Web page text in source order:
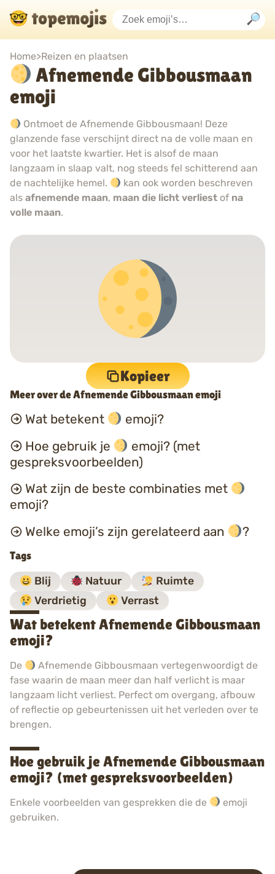
Home>Reizen en plaatsen
Afnemende Gibbousmaan
emoji
Ontmoet de Afnemende Gibbousmaan! Deze
glanzende fase verschijnt direct na de volle maan en
voor het laatste kwartier. Het is alsof de maan
langzaam in slaap valt, nog steeds fel schitterend aan
de nachtelijke hemel.
kan ook worden beschreven
als afnemende maan, maan die licht verliest of na
volle maan.
Kopieer
Meer over de Afnemende Gibbousmaan emoji
Wat betekent
emoji?
Hoe gebruik je
emoji? (met
gespreksvoorbeelden)
Wat zijn de beste combinaties met
emoji?
Welke emoji’s zijn gerelateerd aan
?
Tags
Blij Natuur
Ruimte
Verdrietig
Verrast
Wat betekent Afnemende Gibbousmaan
emoji?
De
Afnemende Gibbousmaan vertegenwoordigt de
fase waarin de maan meer dan half verlicht is maar
langzaam licht verliest. Perfect om overgang, afbouw
of reflectie op gebeurtenissen uit het verleden over te
brengen.
Hoe gebruik je Afnemende Gibbousmaan
emoji? (met gespreksvoorbeelden)
Enkele voorbeelden van gesprekken die de
emoji
gebruiken.